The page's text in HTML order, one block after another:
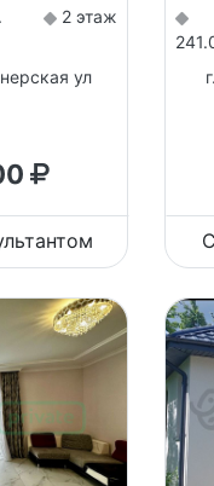
2 этаж
ул